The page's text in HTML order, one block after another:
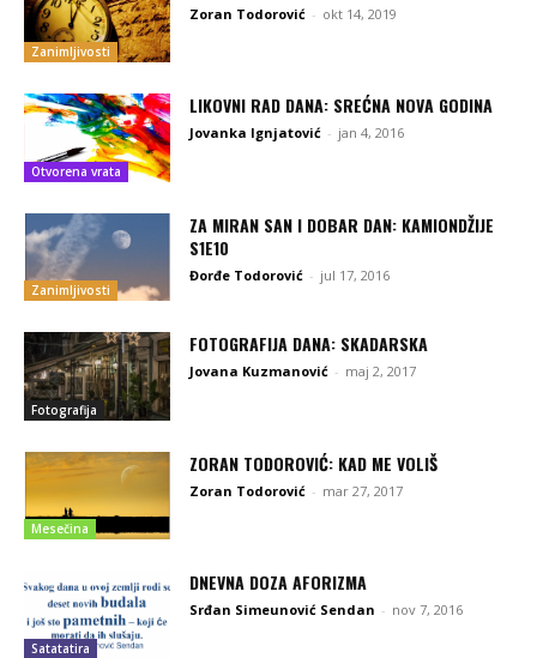
Zanimljivosti
Zoran Todorović - okt 14, 2019
Otvorena vrata
LIKOVNI RAD DANA: SREĆNA NOVA GODINA
Jovanka Ignjatović - jan 4, 2016
Zanimljivosti
ZA MIRAN SAN I DOBAR DAN: KAMIONDŽIJE
S1E10
Đorđe Todorović - jul 17, 2016
Fotografija
FOTOGRAFIJA DANA: SKADARSKA
Jovana Kuzmanović - maj 2, 2017
Mesečina
ZORAN TODOROVIĆ: KAD ME VOLIŠ
Zoran Todorović - mar 27, 2017
Satatatira
DNEVNA DOZA AFORIZMA
Srđan Simeunović Sendan - nov 7, 2016